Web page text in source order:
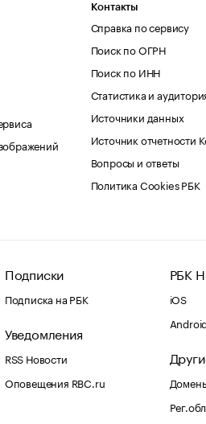
Контакты
Справка по сервису
Поиск по ОГРН
Поиск по ИНН
Статистика и
Источники данных
Источник отчетности
Вопросы и ответы
Политика Cookies РБК
Подписки
Подписка на РБК
Уведомления
RSS Новости
Оповещения RBC.ru
РБК
iOS